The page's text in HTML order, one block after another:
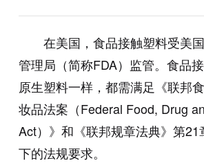
在美国，食品接触塑料受美
管理局（简称FDA）监管。食品
原生塑料一样，都需满足《联邦
妆品法案（Federal Food, Drug
Act）》和《联邦规章法典》第21
下的法规要求。